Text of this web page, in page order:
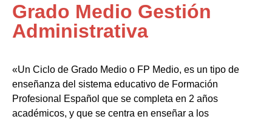
Grado Medio Gestión
Administrativa
«Un Ciclo de Grado Medio o FP Medio, es un tipo de
enseñanza del sistema educativo de Formación
Profesional Español que se completa en 2 años
académicos, y que se centra en enseñar a los